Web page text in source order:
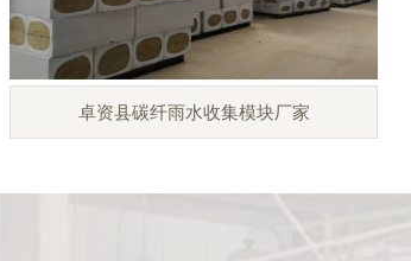
卓资县碳纤雨水收集模块厂家